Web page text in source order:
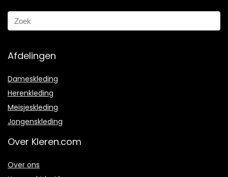
Afdelingen
Dameskleding
Herenkleding
Meisjeskleding
Jongenskleding
Over Kleren.com
Over ons